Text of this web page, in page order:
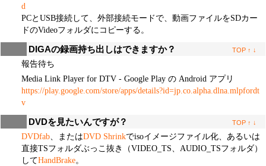
d
PCとUSB接続して、外部接続モードで、動画ファイルをSDカー
ドのVideoフォルダにコピーする。
DIGAの録画持ち出しはできますか？ TOP ↑ ↓
報告待ち
Media Link Player for DTV - Google Play の Android アプリ
https://play.google.com/store/apps/details?id=jp.co.alpha.dlna.mlpfordt
v
DVDを見たいんですが？ TOP ↑ ↓
DVDfab、またはDVD Shrinkでisoイメージファイル化、あるいは
直接TSフォルダぶっこ抜き（VIDEO_TS、AUDIO_TSフォルダ）
してHandBrake。